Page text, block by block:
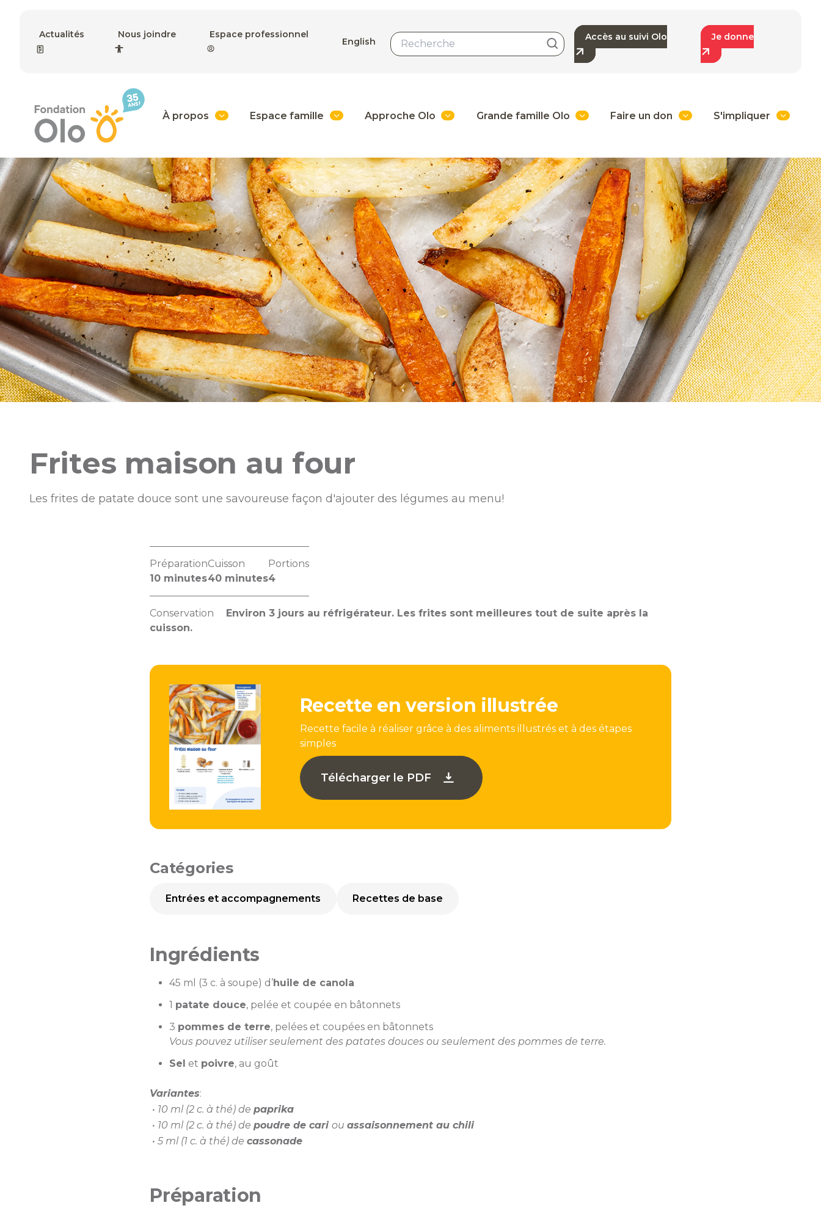
Actualités Nous joindre Espace professionnel
English Accès au suivi Olo Je donne
À propos Espace famille Approche Olo Grande famille Olo Faire un don S'impliquer
Frites maison au four
Les frites de patate douce sont une savoureuse façon d'ajouter des légumes au menu!
Préparation
10 minutes
Cuisson
40 minutes
Portions
4
Conservation
Environ 3 jours au réfrigérateur. Les frites sont meilleures tout de suite après la
cuisson.
Recette en version illustrée
Recette facile à réaliser grâce à des aliments illustrés et à des étapes
simples
Télécharger le PDF
Catégories
Entrées et accompagnements Recettes de base
Ingrédients
45 ml (3 c. à soupe) d’huile de canola
1 patate douce, pelée et coupée en bâtonnets
3 pommes de terre, pelées et coupées en bâtonnets
Vous pouvez utiliser seulement des patates douces ou seulement des pommes de terre.
Sel et poivre, au goût
Variantes:
• 10 ml (2 c. à thé) depaprika
• 10 ml (2 c. à thé) depoudre de cariouassaisonnement au chili
• 5 ml (1 c. à thé) decassonade
Préparation